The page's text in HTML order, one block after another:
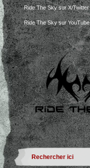
Ride The Sky sur X/Twitter
Ride The Sky sur YouTube